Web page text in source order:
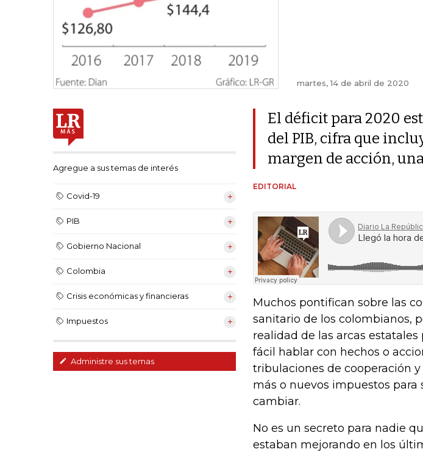
martes, 14 de abril de 2020
Agregue a sus temas de interés
Covid-19
PIB
Gobierno Nacional
Colombia
Crisis económicas y financieras
Impuestos
Administre sus temas
El déficit para 2020
del PIB, cifra que
margen de acción,
EDITORIAL
Muchos pontifican sobre las
sanitario de los colombianos,
realidad de las arcas
fácil hablar con hechos o
tribulaciones de cooperación
más o nuevos impuestos para
cambiar.
No es un secreto para nadie
estaban mejorando en los